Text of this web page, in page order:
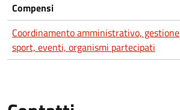
Compensi
Coordinamento amministrativo, gestione
sport, eventi, organismi partecipati